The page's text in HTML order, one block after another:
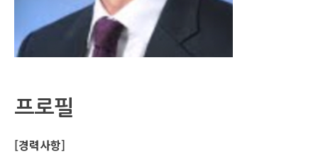
프로필
[경력사항]